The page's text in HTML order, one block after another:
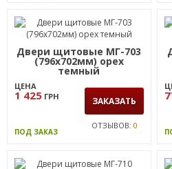
Двери щитовые МГ-703
(796х702мм) орех
темный
ЦЕНА
1 425 ГРН ЗАКАЗАТЬ
ПОД ЗАКАЗ
ОТЗЫВОВ: 0